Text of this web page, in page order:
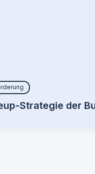
Strategie der